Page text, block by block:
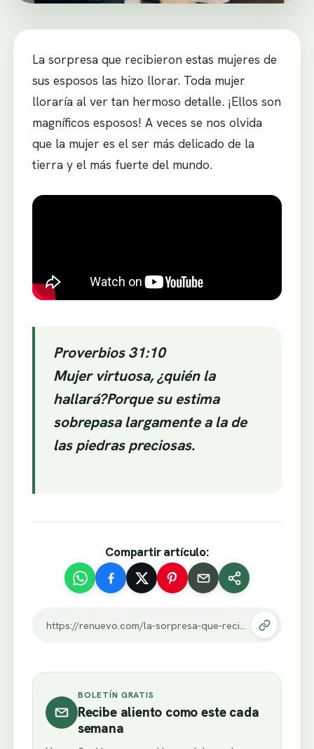
La sorpresa que recibieron estas mujeres de
sus esposos las hizo llorar. Toda mujer
lloraría al ver tan hermoso detalle. ¡Ellos son
magníficos esposos! A veces se nos olvida
que la mujer es el ser más delicado de la
tierra y el más fuerte del mundo.
Proverbios 31:10
Mujer virtuosa, ¿quién la
hallará?Porque su estima
sobrepasa largamente a la de
las piedras preciosas.
Compartir artículo:
BOLETÍN GRATIS
Recibe aliento como este cada
semana